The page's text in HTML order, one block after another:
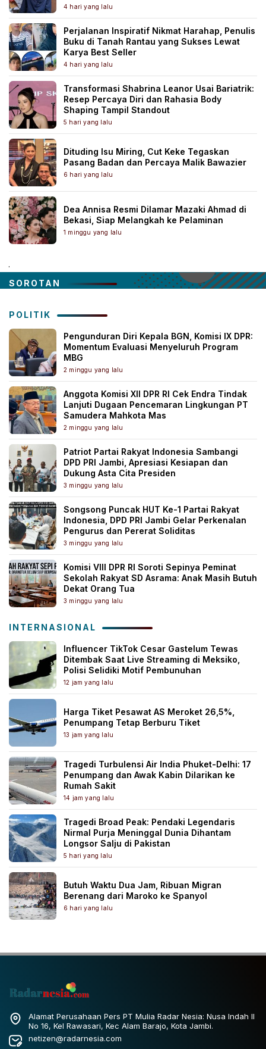
4 hari yang lalu
Perjalanan Inspiratif Nikmat Harahap, Penulis
Buku di Tanah Rantau yang Sukses Lewat
Karya Best Seller
4 hari yang lalu
Transformasi Shabrina Leanor Usai Bariatrik:
Resep Percaya Diri dan Rahasia Body
Shaping Tampil Standout
5 hari yang lalu
Dituding Isu Miring, Cut Keke Tegaskan
Pasang Badan dan Percaya Malik Bawazier
6 hari yang lalu
Dea Annisa Resmi Dilamar Mazaki Ahmad di
Bekasi, Siap Melangkah ke Pelaminan
1 minggu yang lalu
.
SOROTAN
POLITIK
Pengunduran Diri Kepala BGN, Komisi IX DPR:
Momentum Evaluasi Menyeluruh Program
MBG
2 minggu yang lalu
Anggota Komisi XII DPR RI Cek Endra Tindak
Lanjuti Dugaan Pencemaran Lingkungan PT
Samudera Mahkota Mas
2 minggu yang lalu
Patriot Partai Rakyat Indonesia Sambangi
DPD PRI Jambi, Apresiasi Kesiapan dan
Dukung Asta Cita Presiden
3 minggu yang lalu
Songsong Puncak HUT Ke-1 Partai Rakyat
Indonesia, DPD PRI Jambi Gelar Perkenalan
Pengurus dan Pererat Soliditas
3 minggu yang lalu
Komisi VIII DPR RI Soroti Sepinya Peminat
Sekolah Rakyat SD Asrama: Anak Masih Butuh
Dekat Orang Tua
3 minggu yang lalu
INTERNASIONAL
Influencer TikTok Cesar Gastelum Tewas
Ditembak Saat Live Streaming di Meksiko,
Polisi Selidiki Motif Pembunuhan
12 jam yang lalu
Harga Tiket Pesawat AS Meroket 26,5%,
Penumpang Tetap Berburu Tiket
13 jam yang lalu
Tragedi Turbulensi Air India Phuket-Delhi: 17
Penumpang dan Awak Kabin Dilarikan ke
Rumah Sakit
14 jam yang lalu
Tragedi Broad Peak: Pendaki Legendaris
Nirmal Purja Meninggal Dunia Dihantam
Longsor Salju di Pakistan
5 hari yang lalu
Butuh Waktu Dua Jam, Ribuan Migran
Berenang dari Maroko ke Spanyol
6 hari yang lalu
Alamat Perusahaan Pers PT Mulia Radar Nesia: Nusa Indah II
No 16, Kel Rawasari, Kec Alam Barajo, Kota Jambi.
netizen@radarnesia.com